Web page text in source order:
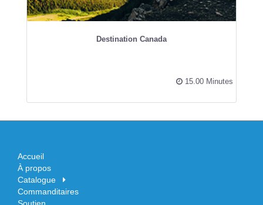
Destination Canada
15.00 Minutes
Accueil
À propos
Catalogue
Commanditaires
Soutien